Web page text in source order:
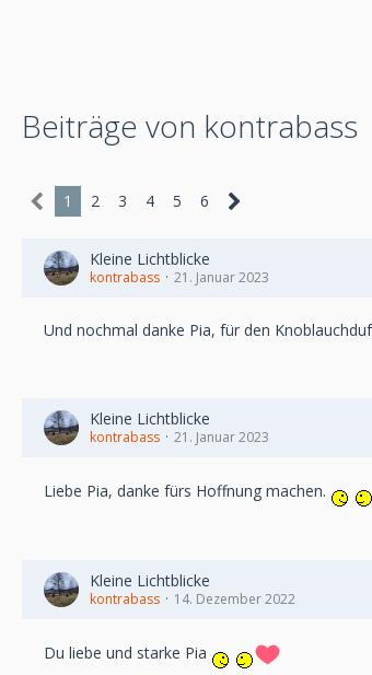
Beiträge von kontrabass
1 2 3 4 5 6
Kleine Lichtblicke
kontrabass 21. Januar 2023
Und nochmal danke Pia, für den
Kleine Lichtblicke
kontrabass 21. Januar 2023
Liebe Pia, danke fürs Hoffnung machen.
Kleine Lichtblicke
kontrabass 14. Dezember 2022
Du liebe und starke Pia